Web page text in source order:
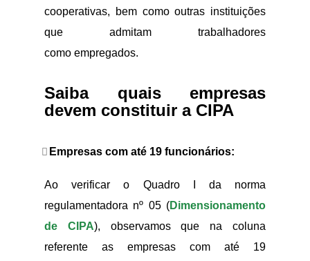
cooperativas, bem como outras instituições
que admitam trabalhadores
como empregados.
Saiba quais empresas
devem constituir a CIPA
Empresas com até 19 funcionários:
Ao verificar o Quadro I da norma
regulamentadora nº 05 (Dimensionamento
de CIPA), observamos que na coluna
referente as empresas com até 19